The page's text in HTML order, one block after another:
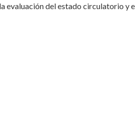
evaluación del estado circulatorio y